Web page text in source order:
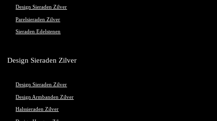
Design Sieraden Zilver
Parelsieraden Zilver
Sieraden Edelstenen
Design Sieraden Zilver
Design Sieraden Zilver
Design Armbanden Zilver
Halssieraden Zilver